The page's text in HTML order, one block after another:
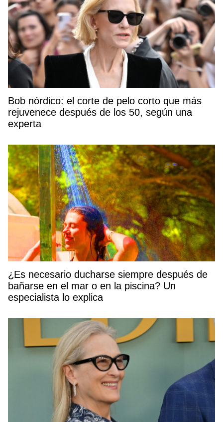
Bob nórdico: el corte de pelo corto que más
rejuvenece después de los 50, según una
experta
¿Es necesario ducharse siempre después de
bañarse en el mar o en la piscina? Un
especialista lo explica